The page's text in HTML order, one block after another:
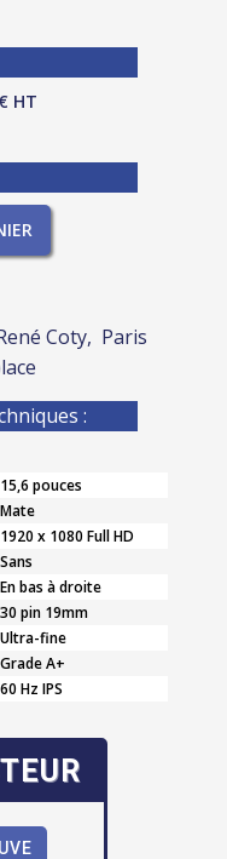
HT
Coty, Paris
:
15,6 pouces
Mate
1920 x 1080 Full HD
Sans
En bas à droite
30 pin 19mm
Ultra-fine
Grade A+
60 Hz IPS